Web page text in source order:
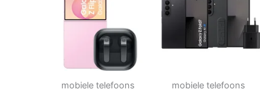
mobiele telefoons mobiele telefoons